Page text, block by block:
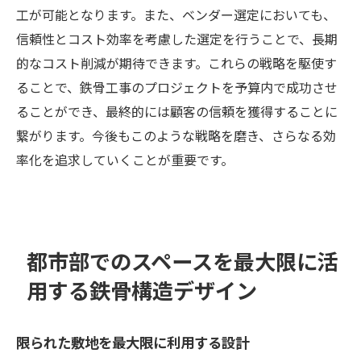
工が可能となります。また、ベンダー選定においても、
信頼性とコスト効率を考慮した選定を行うことで、長期
的なコスト削減が期待できます。これらの戦略を駆使す
ることで、鉄骨工事のプロジェクトを予算内で成功させ
ることができ、最終的には顧客の信頼を獲得することに
繋がります。今後もこのような戦略を磨き、さらなる効
率化を追求していくことが重要です。
都市部でのスペースを最大限に活
用する鉄骨構造デザイン
限られた敷地を最大限に利用する設計